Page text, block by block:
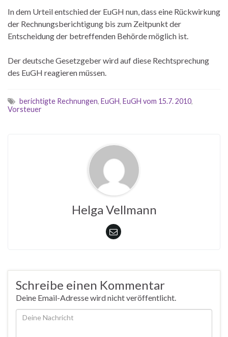
In dem Urteil entschied der EuGH nun, dass eine Rückwirkung
der Rechnungsberichtigung bis zum Zeitpunkt der
Entscheidung der betreffenden Behörde möglich ist.
Der deutsche Gesetzgeber wird auf diese Rechtsprechung
des EuGH reagieren müssen.
berichtigte Rechnungen, EuGH, EuGH vom 15.7. 2010,
Vorsteuer
Helga Vellmann
Schreibe einen Kommentar
Deine Email-Adresse wird nicht veröffentlicht.